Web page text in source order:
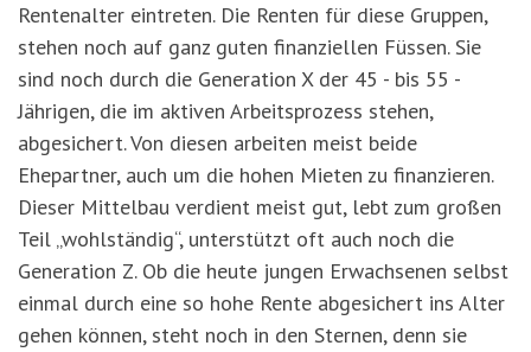
Rentenalter eintreten. Die Renten für diese Gruppen,
stehen noch auf ganz guten finanziellen Füssen. Sie
sind noch durch die Generation X der 45 - bis 55 -
Jährigen, die im aktiven Arbeitsprozess stehen,
abgesichert. Von diesen arbeiten meist beide
Ehepartner, auch um die hohen Mieten zu finanzieren.
Dieser Mittelbau verdient meist gut, lebt zum großen
Teil „wohlständig“, unterstützt oft auch noch die
Generation Z. Ob die heute jungen Erwachsenen selbst
einmal durch eine so hohe Rente abgesichert ins Alter
gehen können, steht noch in den Sternen, denn sie